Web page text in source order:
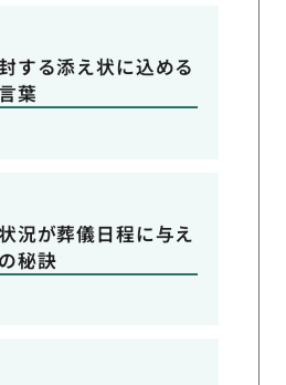
する添え状に込める
葉
況が葬儀日程に与え
秘訣